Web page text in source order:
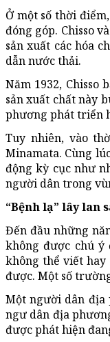
Ở một số thời
đóng góp. Chisso
sản xuất các hóa
dẫn nước thải.
Năm 1932, Chisso
sản xuất chất này
phương phát triển
Tuy nhiên, vào
Minamata. Cùng
động kỳ cục như
người dân trong
“Bệnh lạ” lây lan
Đến đầu những
không được chú ý
không thể viết
được. Một số
Một người dân địa
ngư dân địa
được phát hiện